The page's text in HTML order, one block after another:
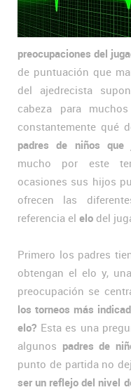
preocupaciones del
de puntuación que
del ajedrecista
cabeza para
constantemente qué
padres de niños que
mucho por este
ocasiones sus hijos
ofrecen las
referencia el elo del
Primero los padres
obtengan el elo y,
preocupación se
los torneos más
elo? Esta es una
algunos padres de
punto de partida no
ser un reflejo del nivel